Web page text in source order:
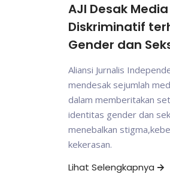
AJI Desak
Diskriminatif
Gender dan
Aliansi Jurnalis
mendesak sejumlah
dalam memberitakan
identitas gender dan
menebalkan
kekerasan.
Lihat Selengkapnya